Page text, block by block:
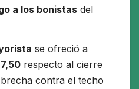
a los bonistas del
se ofreció a
respecto al cierre
contra el techo